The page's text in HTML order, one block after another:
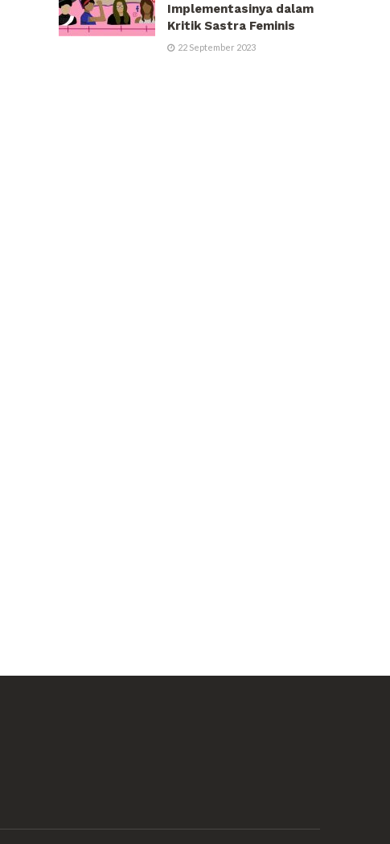
Implementasinya dalam
Kritik Sastra Feminis
22 September 2023